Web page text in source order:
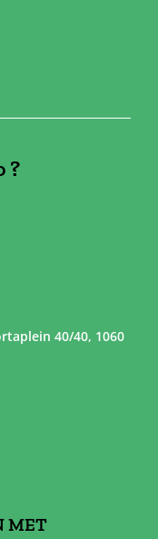
?
40/40, 1060
MET